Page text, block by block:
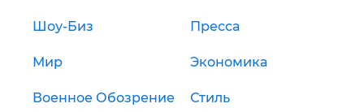
Шоу-Биз Пресса
Мир Экономика
Военное Обозрение Стиль